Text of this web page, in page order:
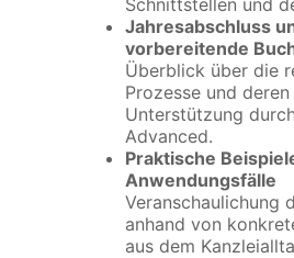
Schnittstellen und
Jahresabschluss
vorbereitende
Überblick über die
Prozesse und deren
Unterstützung
Advanced.
Praktische
Anwendungsfälle
Veranschaulichung
anhand von
aus dem